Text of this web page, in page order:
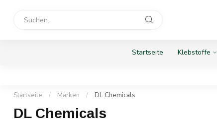
Startseite Klebstoffe
Startseite / Marken / DL Chemicals
DL Chemicals